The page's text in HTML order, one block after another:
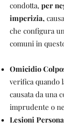
condotta, per
imperizia,
che configura
comuni in
Omicidio
verifica quando
causata da una
imprudente o
Lesioni